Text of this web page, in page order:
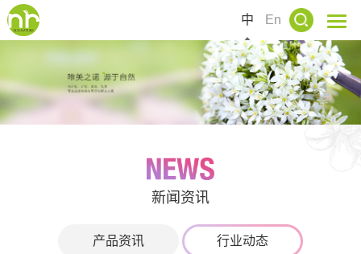
中 En
新闻资讯
产品资讯 行业动态